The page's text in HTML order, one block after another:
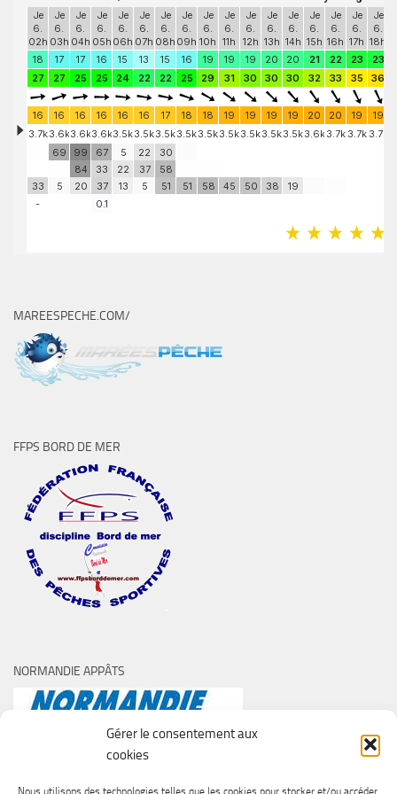
Gérer le consentement aux
cookies
Nous utilisons des technologies telles que les cookies pour stocker et/ou accéder
MAREESPECHE.COM/
FFPS BORD DE MER
NORMANDIE APPÂTS